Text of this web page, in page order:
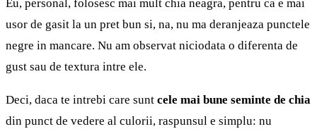
Eu, personal, folosesc mai mult chia neagra, pentru ca e mai
usor de gasit la un pret bun si, na, nu ma deranjeaza punctele
negre in mancare. Nu am observat niciodata o diferenta de
gust sau de textura intre ele.
Deci, daca te intrebi care sunt cele mai bune seminte de chia
din punct de vedere al culorii, raspunsul e simplu: nu